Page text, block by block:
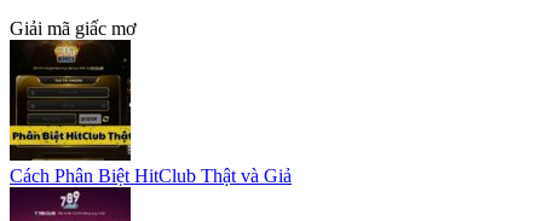
Giải mã giấc mơ
Cách Phân Biệt HitClub Thật và Giả